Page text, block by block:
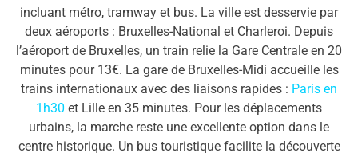
incluant métro, tramway et bus. La ville est desservie par
deux aéroports : Bruxelles-National et Charleroi. Depuis
l’aéroport de Bruxelles, un train relie la Gare Centrale en 20
minutes pour 13€. La gare de Bruxelles-Midi accueille les
trains internationaux avec des liaisons rapides : Paris en
1h30 et Lille en 35 minutes. Pour les déplacements
urbains, la marche reste une excellente option dans le
centre historique. Un bus touristique facilite la découverte